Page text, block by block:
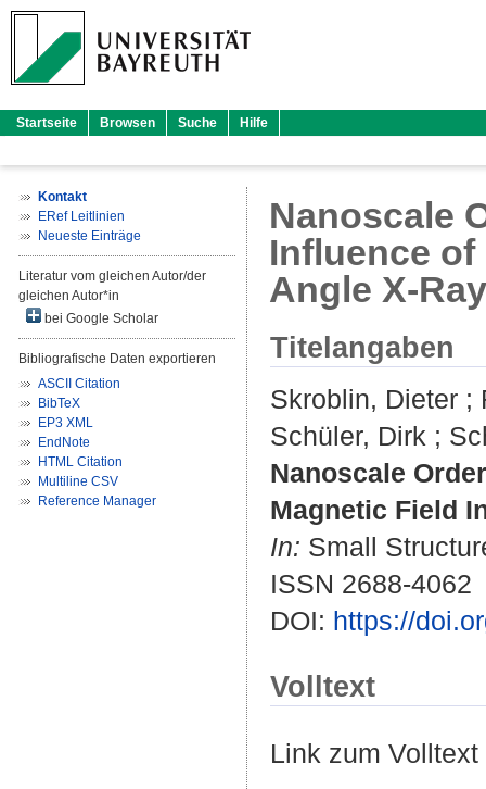
Startseite Browsen Suche Hilfe
Kontakt
ERef Leitlinien
Neueste Einträge
Literatur vom gleichen Autor/der
gleichen Autor*in
bei Google Scholar
Bibliografische Daten exportieren
ASCII Citation
BibTeX
EP3 XML
EndNote
HTML Citation
Multiline CSV
Reference Manager
Nanoscale
Influence of
Angle X-
Titelangaben
Skroblin, Dieter ;
Schüler, Dirk ;
Nanoscale
Magnetic Field
In: Small
ISSN 2688-4062
DOI: https://
Volltext
Link zum